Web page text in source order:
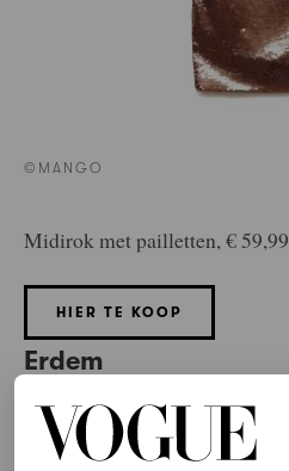
©MANGO
Midirok met pailletten, € 59,99
HIER TE KOOP
Erdem